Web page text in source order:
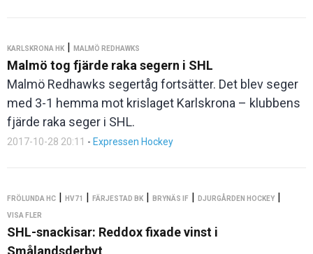
KARLSKRONA HK | MALMÖ REDHAWKS
Malmö tog fjärde raka segern i SHL
Malmö Redhawks segertåg fortsätter. Det blev seger
med 3-1 hemma mot krislaget Karlskrona – klubbens
fjärde raka seger i SHL.
2017-10-28 20:11 - Expressen Hockey
FRÖLUNDA HC | HV71 | FÄRJESTAD BK | BRYNÄS IF | DJURGÅRDEN HOCKEY |
VISA FLER
SHL-snackisar: Reddox fixade vinst i
Smålandsderbyt